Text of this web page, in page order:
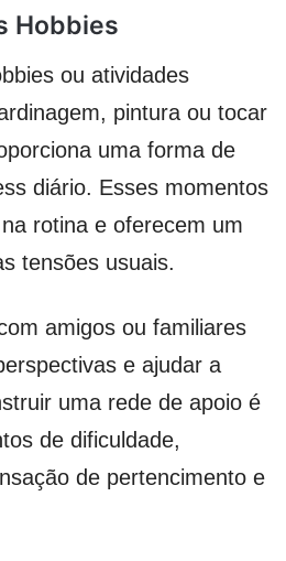
Hobbies
ou atividades
pintura ou tocar
uma forma de
diário. Esses momentos
rotina e oferecem um
tensões usuais.
amigos ou familiares
e ajudar a
uma rede de apoio é
de dificuldade,
de pertencimento e